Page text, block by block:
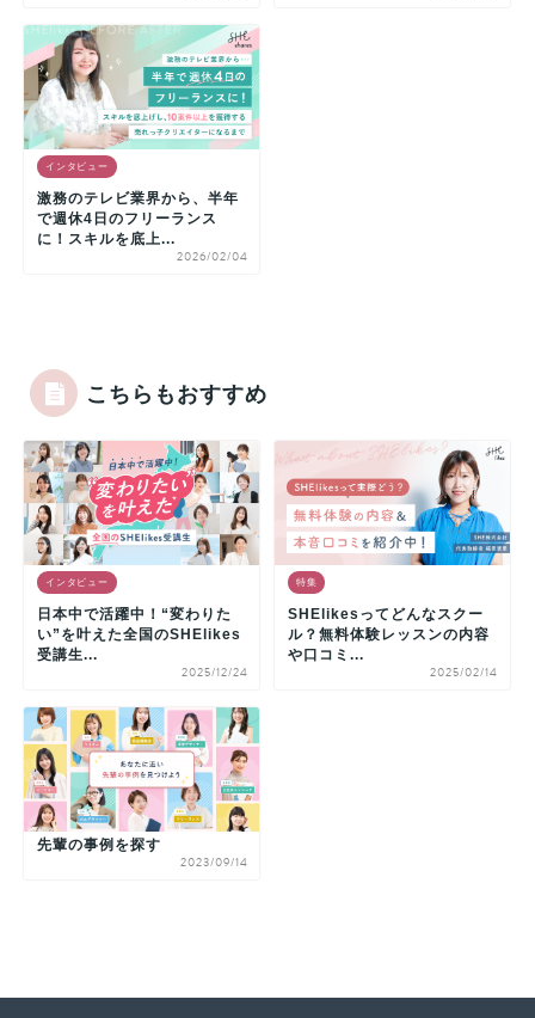
インタビュー
激務のテレビ業界から、半年
で週休4日のフリーランス
に！スキルを底上...
2026/02/04
こちらもおすすめ
インタビュー
日本中で活躍中！“変わりた
い”を叶えた全国のSHElikes
受講生...
2025/12/24
特集
SHElikesってどんなスクー
ル？無料体験レッスンの内容
や口コミ...
2025/02/14
先輩の事例を探す
2023/09/14